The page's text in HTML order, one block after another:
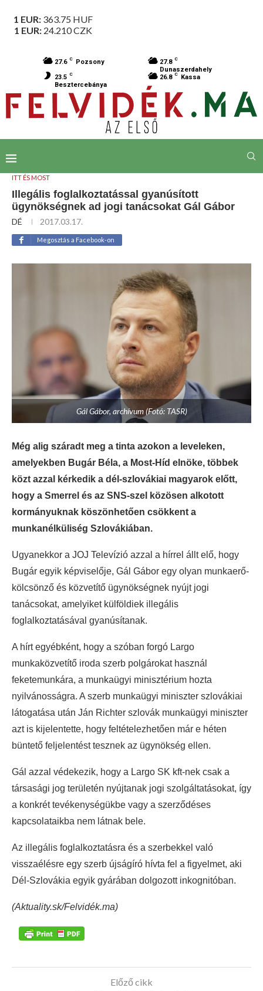
1 EUR: 363.75 HUF
1 EUR: 24.210CZK
27.6 C Pozsony 27.8 C
Dunaszerdahely
23.5 C
Besztercebánya
26.8 C Kassa
ITT ÉS MOST
Illegális foglalkoztatással gyanúsított
ügynökségnek ad jogi tanácsokat Gál Gábor
DÉ 2017.03.17.
Megosztás a Facebook-on
Gál Gábor, archívum (Fotó: TASR)
Még alig száradt meg a tinta azokon a leveleken,
amelyekben Bugár Béla, a Most-Híd elnöke, többek
közt azzal kérkedik a dél-szlovákiai magyarok előtt,
hogy a Smerrel és az SNS-szel közösen alkotott
kormányuknak köszönhetően csökkent a
munkanélküliség Szlovákiában.
Ugyanekkor a JOJ Televízió azzal a hírrel állt elő, hogy
Bugár egyik képviselője, Gál Gábor egy olyan munkaerő-
kölcsönző és közvetítő ügynökségnek nyújt jogi
tanácsokat, amelyiket külföldiek illegális
foglalkoztatásával gyanúsítanak.
A hírt egyébként, hogy a szóban forgó Largo
munkaközvetítő iroda szerb polgárokat használ
feketemunkára, a munkaügyi minisztérium hozta
nyilvánosságra. A szerb munkaügyi miniszter szlovákiai
látogatása után Ján Richter szlovák munkaügyi miniszter
azt is kijelentette, hogy feltételezhetően már e héten
büntető feljelentést tesznek az ügynökség ellen.
Gál azzal védekezik, hogy a Largo SK kft-nek csak a
társasági jog területén nyújtanak jogi szolgáltatásokat, így
a konkrét tevékenységükbe vagy a szerződéses
kapcsolataikba nem látnak bele.
Az illegális foglalkoztatásra és a szerbekkel való
visszaélésre egy szerb újságíró hívta fel a figyelmet, aki
Dél-Szlovákia egyik gyárában dolgozott inkognitóban.
(Aktuality.sk/Felvidék.ma)
Előző cikk